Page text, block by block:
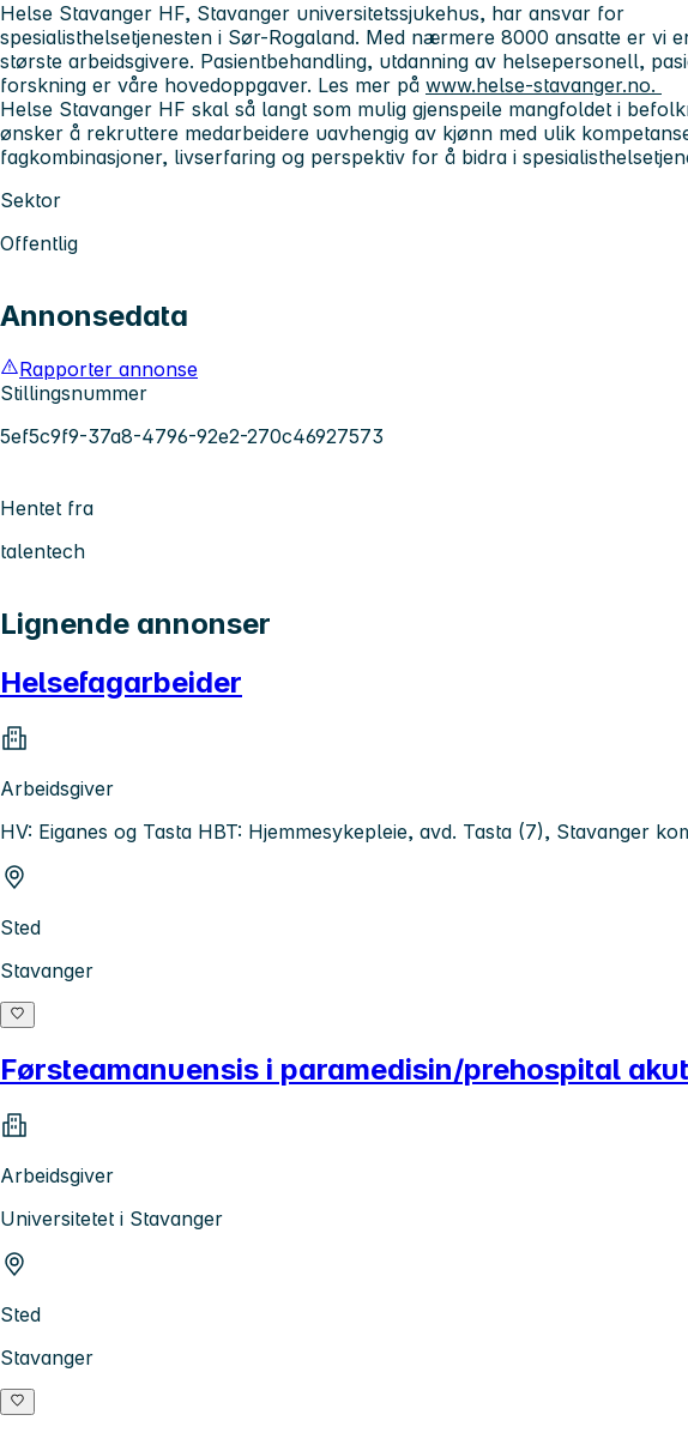
Helse Stavanger HF, Stavanger universitetssjukehus, har ansvar for
spesialisthelsetjenesten i Sør-Rogaland. Med nærmere 8000 ansatte er vi
største arbeidsgivere. Pasientbehandling, utdanning av helsepersonell,
forskning er våre hovedoppgaver. Les mer på www.helse-stavanger.no.
Helse Stavanger HF skal så langt som mulig gjenspeile mangfoldet i
ønsker å rekruttere medarbeidere uavhengig av kjønn med ulik
fagkombinasjoner, livserfaring og perspektiv for å bidra i
Sektor
Offentlig
Annonsedata
Rapporter annonse
Stillingsnummer
5ef5c9f9-37a8-4796-92e2-270c46927573
Hentet fra
talentech
Lignende annonser
Helsefagarbeider
Arbeidsgiver
HV: Eiganes og Tasta HBT: Hjemmesykepleie, avd. Tasta (7), Stavanger
Sted
Stavanger
Førsteamanuensis i paramedisin/prehospital
Arbeidsgiver
Universitetet i Stavanger
Sted
Stavanger